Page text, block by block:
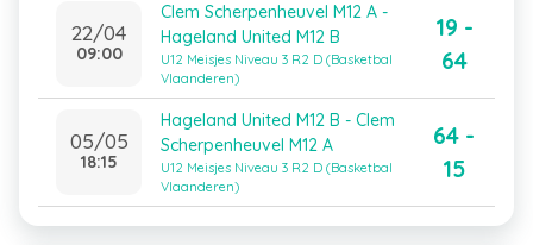
22/04
09:00
Clem Scherpenheuvel M12 A -
Hageland United M12 B
U12 Meisjes Niveau 3 R2 D (Basketbal
Vlaanderen)
19 -
64
05/05
18:15
Hageland United M12 B - Clem
Scherpenheuvel M12 A
U12 Meisjes Niveau 3 R2 D (Basketbal
Vlaanderen)
64 -
15